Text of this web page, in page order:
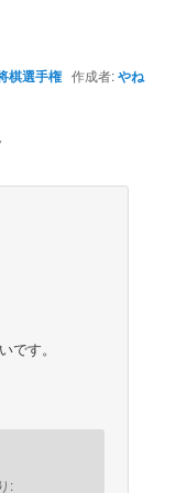
棋選手権 作成者:やね
です。
: